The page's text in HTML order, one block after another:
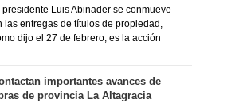
presidente Luis Abinader se conmueve
las entregas de títulos de propiedad,
dijo el 27 de febrero, es la acción
importantes avances de
de provincia La Altagracia